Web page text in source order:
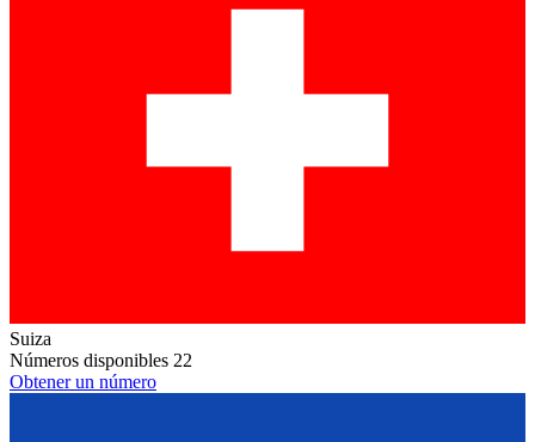
Suiza
Números disponibles 22
Obtener un número